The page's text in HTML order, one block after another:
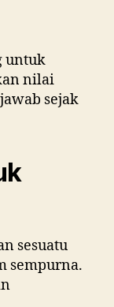
untuk
nilai
sejak
sesuatu
sempurna.